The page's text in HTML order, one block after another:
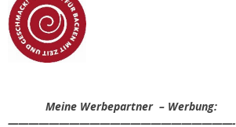
Meine Werbepartner – Werbung:
——————————————————————-